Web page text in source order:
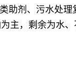
助剂、污水处
，剩余为水